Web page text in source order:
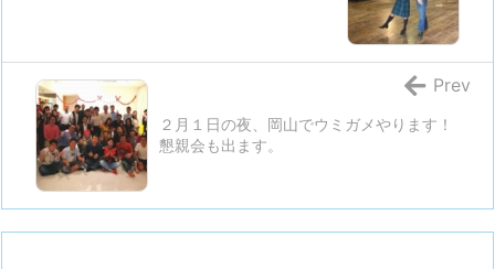
２月１日の夜、岡山でウミガメやります！
懇親会も出ます。
Prev